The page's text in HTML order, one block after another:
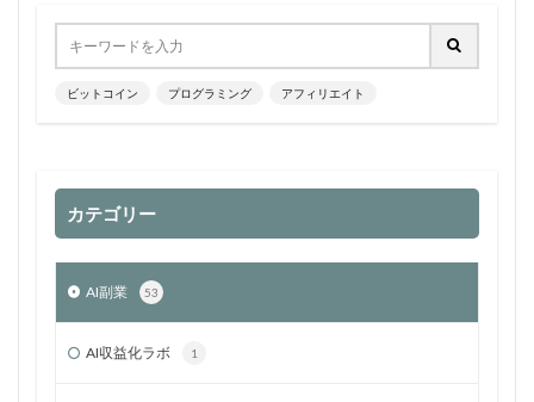
ビットコイン プログラミング アフィリエイト
カテゴリー
AI副業 53
AI収益化ラボ 1